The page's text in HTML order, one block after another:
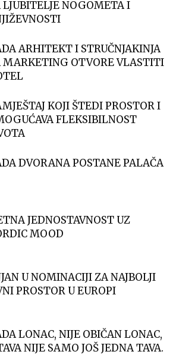
LJUBITELJE NOGOMETA I
ARHITEKT I STRUČNJAKINJA
MARKETING OTVORE VLASTITI
KOJI ŠTEDI PROSTOR I
FLEKSIBILNOST
DVORANA POSTANE PALAČA
JEDNOSTAVNOST UZ
MOOD
U NOMINACIJI ZA NAJBOLJI
PROSTOR U EUROPI
LONAC, NIJE OBIČAN LONAC,
NIJE SAMO JOŠ JEDNA TAVA.